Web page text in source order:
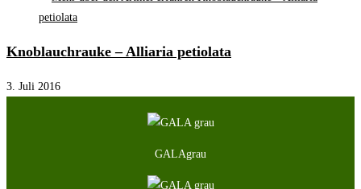
Knoblauchrauke – Alliaria petiolata
3. Juli 2016
GALAgrau